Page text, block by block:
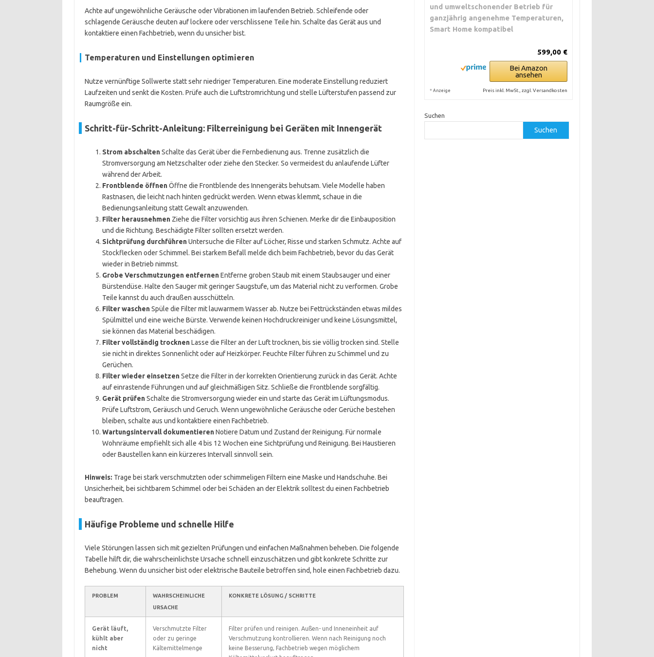
Achte auf ungewöhnliche Geräusche oder Vibrationen im laufenden Betrieb. Schleifende oder
schlagende Geräusche deuten auf lockere oder verschlissene Teile hin. Schalte das Gerät aus und
kontaktiere einen Fachbetrieb, wenn du unsicher bist.
Temperaturen und Einstellungen optimieren
Nutze vernünftige Sollwerte statt sehr niedriger Temperaturen. Eine moderate Einstellung reduziert
Laufzeiten und senkt die Kosten. Prüfe auch die Luftstromrichtung und stelle Lüfterstufen passend zur
Raumgröße ein.
Schritt-für-Schritt-Anleitung: Filterreinigung bei Geräten mit Innengerät
Strom abschaltenSchalte das Gerät über die Fernbedienung aus. Trenne zusätzlich die
Stromversorgung am Netzschalter oder ziehe den Stecker. So vermeidest du anlaufende Lüfter
während der Arbeit.
Frontblende öffnenÖffne die Frontblende des Innengeräts behutsam. Viele Modelle haben
Rastnasen, die leicht nach hinten gedrückt werden. Wenn etwas klemmt, schaue in die
Bedienungsanleitung statt Gewalt anzuwenden.
Filter herausnehmenZiehe die Filter vorsichtig aus ihren Schienen. Merke dir die Einbauposition
und die Richtung. Beschädigte Filter sollten ersetzt werden.
Sichtprüfung durchführenUntersuche die Filter auf Löcher, Risse und starken Schmutz. Achte auf
Stockflecken oder Schimmel. Bei starkem Befall melde dich beim Fachbetrieb, bevor du das Gerät
wieder in Betrieb nimmst.
Grobe Verschmutzungen entfernenEntferne groben Staub mit einem Staubsauger und einer
Bürstendüse. Halte den Sauger mit geringer Saugstufe, um das Material nicht zu verformen. Grobe
Teile kannst du auch draußen ausschütteln.
Filter waschenSpüle die Filter mit lauwarmem Wasser ab. Nutze bei Fettrückständen etwas mildes
Spülmittel und eine weiche Bürste. Verwende keinen Hochdruckreiniger und keine Lösungsmittel,
sie können das Material beschädigen.
Filter vollständig trocknenLasse die Filter an der Luft trocknen, bis sie völlig trocken sind. Stelle
sie nicht in direktes Sonnenlicht oder auf Heizkörper. Feuchte Filter führen zu Schimmel und zu
Gerüchen.
Filter wieder einsetzenSetze die Filter in der korrekten Orientierung zurück in das Gerät. Achte
auf einrastende Führungen und auf gleichmäßigen Sitz. Schließe die Frontblende sorgfältig.
Gerät prüfenSchalte die Stromversorgung wieder ein und starte das Gerät im Lüftungsmodus.
Prüfe Luftstrom, Geräusch und Geruch. Wenn ungewöhnliche Geräusche oder Gerüche bestehen
bleiben, schalte aus und kontaktiere einen Fachbetrieb.
Wartungsintervall dokumentierenNotiere Datum und Zustand der Reinigung. Für normale
Wohnräume empfiehlt sich alle 4 bis 12 Wochen eine Sichtprüfung und Reinigung. Bei Haustieren
oder Baustellen kann ein kürzeres Intervall sinnvoll sein.
Hinweis: Trage bei stark verschmutzten oder schimmeligen Filtern eine Maske und Handschuhe. Bei
Unsicherheit, bei sichtbarem Schimmel oder bei Schäden an der Elektrik solltest du einen Fachbetrieb
beauftragen.
Häufige Probleme und schnelle Hilfe
Viele Störungen lassen sich mit gezielten Prüfungen und einfachen Maßnahmen beheben. Die folgende
Tabelle hilft dir, die wahrscheinlichste Ursache schnell einzuschätzen und gibt konkrete Schritte zur
Behebung. Wenn du unsicher bist oder elektrische Bauteile betroffen sind, hole einen Fachbetrieb dazu.
PROBLEM
WAHRSCHEINLICHE
URSACHE
KONKRETE LÖSUNG / SCHRITTE
Gerät läuft,
kühlt aber
nicht
Verschmutzte Filter
oder zu geringe
Kältemittelmenge
Filter prüfen und reinigen. Außen- und Inneneinheit auf
Verschmutzung kontrollieren. Wenn nach Reinigung noch
keine Besserung, Fachbetrieb wegen möglichem
und umweltschonender Betrieb für
ganzjährig angenehme Temperaturen,
Smart Home kompatibel
599,00 €
Bei Amazon
ansehen
* Anzeige Preis inkl. MwSt., zzgl. Versandkosten
Suchen
Suchen